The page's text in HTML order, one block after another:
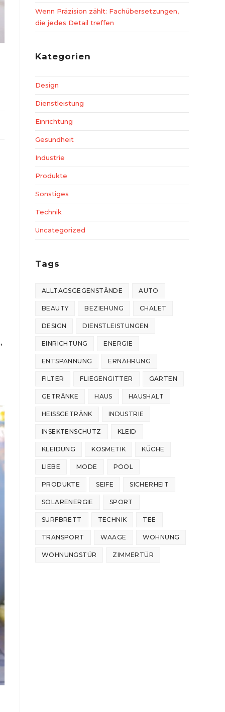
Wenn Präzision zählt: Fachübersetzungen,
die jedes Detail treffen
Kategorien
Design
Dienstleistung
Einrichtung
Gesundheit
Industrie
Produkte
Sonstiges
Technik
Uncategorized
Tags
ALLTAGSGEGENSTÄNDE AUTO
BEAUTY BEZIEHUNG CHALET
DESIGN DIENSTLEISTUNGEN
EINRICHTUNG ENERGIE
ENTSPANNUNG ERNÄHRUNG
FILTER FLIEGENGITTER GARTEN
GETRÄNKE HAUS HAUSHALT
HEISSGETRÄNK INDUSTRIE
INSEKTENSCHUTZ KLEID
KLEIDUNG KOSMETIK KÜCHE
LIEBE MODE POOL
PRODUKTE SEIFE SICHERHEIT
SOLARENERGIE SPORT
SURFBRETT TECHNIK TEE
TRANSPORT WAAGE WOHNUNG
WOHNUNGSTÜR ZIMMERTÜR